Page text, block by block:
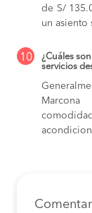
de S/
un asiento
10
¿Cuáles
servicios